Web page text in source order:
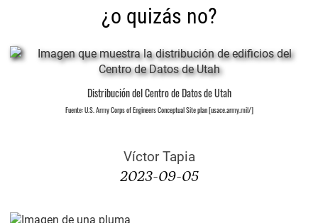
¿o quizás no?
Distribución del Centro de Datos de Utah
Fuente: U.S. Army Corps of Engineers Conceptual Site plan [usace.army.mil/]
Víctor Tapia
2023-09-05